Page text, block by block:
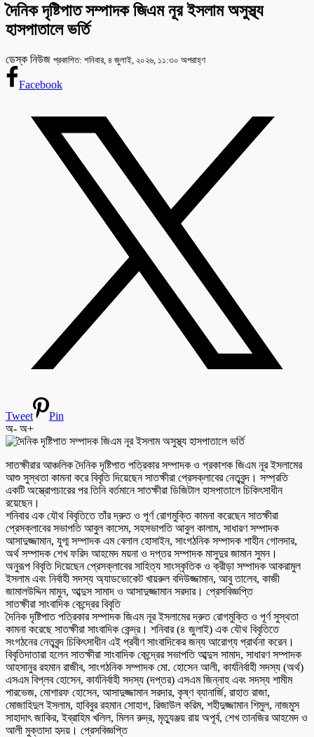
দৈনিক দৃষ্টিপাত সম্পাদক জিএম নূর ইসলাম অসুস্থ্য
হাসপাতালে ভর্তি
ডেস্ক নিউজ প্রকাশিত: শনিবার, ৪ জুলাই, ২০২৬, ১১:৩০ অপরাহ্ণ
Facebook
Tweet
Pin
অ- অ+
সাতক্ষীরার আঞ্চলিক দৈনিক দৃষ্টিপাত পত্রিকার সম্পাদক ও প্রকাশক জিএম নূর ইসলামের
আশু সুস্থতা কামনা করে বিবৃতি দিয়েছেন সাতক্ষীরা প্রেসক্লাবের নেতৃবৃন্দ। সম্প্রতি
একটি অস্ত্রোপচারের পর তিনি বর্তমানে সাতক্ষীরা ডিজিটাল হাসপাতালে চিকিৎসাধীন
রয়েছেন।
শনিবার এক যৌথ বিবৃতিতে তাঁর দ্রুত ও পূর্ণ রোগমুক্তি কামনা করেছেন সাতক্ষীরা
প্রেসক্লাবের সভাপতি আবুল কাসেম, সহসভাপতি আবুল কালাম, সাধারণ সম্পাদক
আসাদুজ্জামান, যুগ্ম সম্পাদক এম বেলাল হোসাইন, সাংগঠনিক সম্পাদক শাহীন গোলদার,
অর্থ সম্পাদক শেখ ফরিদ আহমেদ ময়না ও দপ্তর সম্পাদক মাসুদুর জামান সুমন।
অনুরূপ বিবৃতি দিয়েছেন প্রেসক্লাবের সাহিত্য সাংস্কৃতিক ও ক্রীড়া সম্পাদক আকরামুল
ইসলাম এবং নির্বাহী সদস্য অ্যাডভোকেট খায়রুল বদিউজ্জামান, আবু তালেব, কাজী
জামালউদ্দিন মামুন, আব্দুস সামাদ ও আসাদুজ্জামান সরদার। প্রেসবিজ্ঞপ্তি
সাতক্ষীরা সাংবাদিক কেন্দ্রের বিবৃতি
দৈনিক দৃষ্টিপাত পত্রিকার সম্পাদক জিএম নূর ইসলামের দ্রুত রোগমুক্তি ও পূর্ণ সুস্থতা
কামনা করেছে সাতক্ষীরা সাংবাদিক কেন্দ্র। শনিবার (৪ জুলাই) এক যৌথ বিবৃতিতে
সংগঠনের নেতৃবৃন্দ চিকিৎসাধীন এই প্রবীণ সাংবাদিকের জন্য আরোগ্য প্রার্থনা করেন।
বিবৃতিদাতারা হলেন সাতক্ষীরা সাংবাদিক কেন্দ্রের সভাপতি আব্দুস সামাদ, সাধারণ সম্পাদক
আহসানুর রহমান রাজীব, সাংগঠনিক সম্পাদক মো. হোসেন আলী, কার্যনির্বাহী সদস্য (অর্থ)
এসএম বিপ্লব হোসেন, কার্যনির্বাহী সদস্য (দপ্তর) এসএম জিন্নাহ এবং সদস্য শামীম
পারভেজ, মোশারফ হোসেন, আসাদুজ্জামান সরদার, কৃষ্ণ ব্যানার্জি, রাহাত রাজা,
মোজাহিদুল ইসলাম, হাবিবুর রহমান সোহাগ, রিজাউল করিম, শহীদুজ্জামান শিমুল, নাজমুস
সাহাদাৎ জাকির, ইব্রাহিম খলিল, মিলন রুদ্র, মৃত্যুঞ্জয় রায় অপূর্ব, শেখ তানজির আহমেদ ও
আলী মুক্তাদা হৃদয়। প্রেসবিজ্ঞপ্তি